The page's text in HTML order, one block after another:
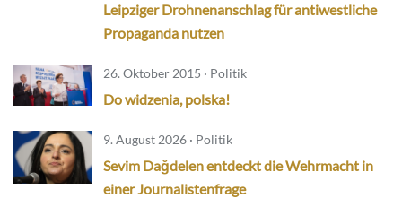
Leipziger Drohnenanschlag für antiwestliche
Propaganda nutzen
26. Oktober 2015 · Politik
Do widzenia, polska!
9. August 2026 · Politik
Sevim Dağdelen entdeckt die Wehrmacht in
einer Journalistenfrage